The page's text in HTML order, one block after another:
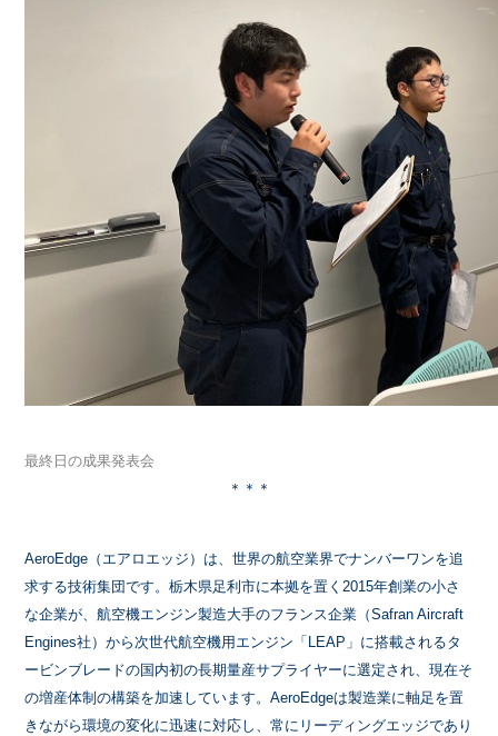
最終日の成果発表会
＊＊＊
AeroEdge（エアロエッジ）は、世界の航空業界でナンバーワンを追
求する技術集団です。栃木県足利市に本拠を置く2015年創業の小さ
な企業が、航空機エンジン製造大手のフランス企業（Safran Aircraft
Engines社）から次世代航空機用エンジン「LEAP」に搭載されるタ
ービンブレードの国内初の長期量産サプライヤーに選定され、現在そ
の増産体制の構築を加速しています。AeroEdgeは製造業に軸足を置
きながら環境の変化に迅速に対応し、常にリーディングエッジであり